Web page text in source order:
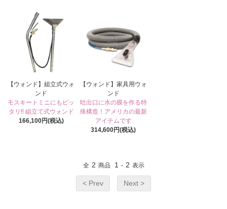
【ウォンド】組立式ウォ
ンド
モスキートミニにもピッ
タリ‼ 組立て式ウォンド
166,100円(税込)
【ウォンド】家具用ウォ
ンド
吐出口に水の膜を作る特
殊構造！アメリカの最新
アイテムです
314,600円(税込)
全 2 商品 1 - 2 表示
< Prev Next >